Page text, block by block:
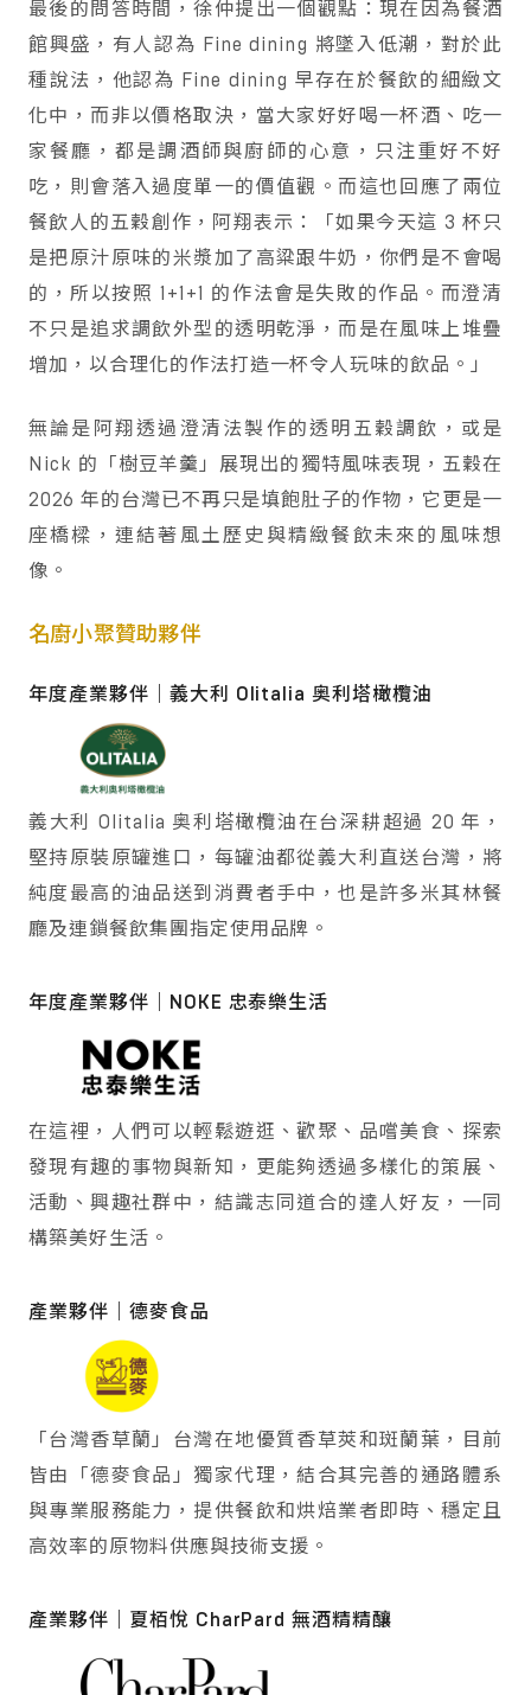
最後的問答時間，徐仲提出一個觀點：現在因為餐酒
館興盛，有人認為 Fine dining 將墜入低潮，對於此
種說法，他認為 Fine dining 早存在於餐飲的細緻文
化中，而非以價格取決，當大家好好喝一杯酒、吃一
家餐廳，都是調酒師與廚師的心意，只注重好不好
吃，則會落入過度單一的價值觀。而這也回應了兩位
餐飲人的五穀創作，阿翔表示：「如果今天這 3 杯只
是把原汁原味的米漿加了高粱跟牛奶，你們是不會喝
的，所以按照 1+1+1 的作法會是失敗的作品。而澄清
不只是追求調飲外型的透明乾淨，而是在風味上堆疊
增加，以合理化的作法打造一杯令人玩味的飲品。」
無論是阿翔透過澄清法製作的透明五穀調飲，或是
Nick 的「樹豆羊羹」展現出的獨特風味表現，五穀在
2026 年的台灣已不再只是填飽肚子的作物，它更是一
座橋樑，連結著風土歷史與精緻餐飲未來的風味想
像。
名廚小聚贊助夥伴
年度產業夥伴｜義大利 Olitalia 奥利塔橄欖油
義大利 Olitalia 奥利塔橄欖油在台深耕超過 20 年，
堅持原裝原罐進口，每罐油都從義大利直送台灣，將
純度最高的油品送到消費者手中，也是許多米其林餐
廳及連鎖餐飲集團指定使用品牌。
年度產業夥伴｜NOKE 忠泰樂生活
在這裡，人們可以輕鬆遊逛、歡聚、品嚐美食、探索
發現有趣的事物與新知，更能夠透過多樣化的策展、
活動、興趣社群中，結識志同道合的達人好友，一同
構築美好生活。
產業夥伴｜德麥食品
「台灣香草蘭」台灣在地優質香草莢和斑蘭葉，目前
皆由「德麥食品」獨家代理，結合其完善的通路體系
與專業服務能力，提供餐飲和烘焙業者即時、穩定且
高效率的原物料供應與技術支援。
產業夥伴｜夏栢悅 CharPard 無酒精精釀